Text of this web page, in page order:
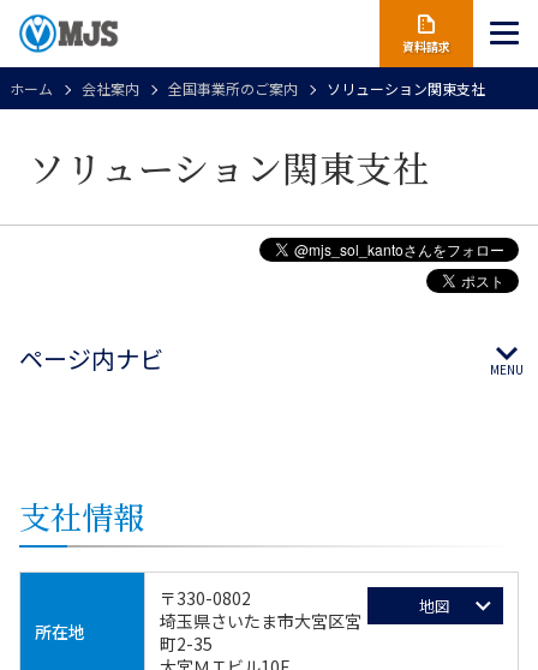
資料請求
ホーム 会社案内 全国事業所のご案内 ソリューション関東支社
ソリューション関東支社
ページ内ナビ
支社情報
所在地
地図
〒330-0802
埼玉県さいたま市大宮区宮
町2-35